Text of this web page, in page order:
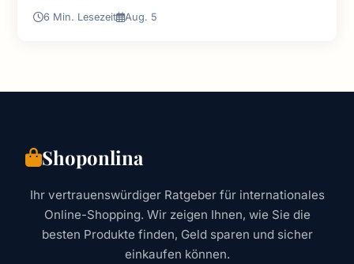
6 Min. Lesezeit Aug. 5
Shoponlina
Ihr vertrauenswürdiger Ratgeber für internationales
Online-Shopping. Wir zeigen Ihnen, wie Sie die
besten Produkte finden, Geld sparen und sicher
einkaufen können.